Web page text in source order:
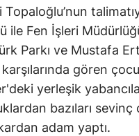
ile Fen İşleri
Parkı ve Mustafa
karşılarında gören
yerleşik
bazıları sevinç
adam yaptı.